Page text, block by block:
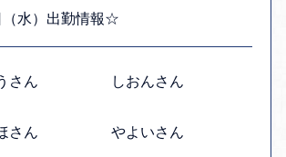
水）出勤情報☆
さん しおんさん
さん やよいさん